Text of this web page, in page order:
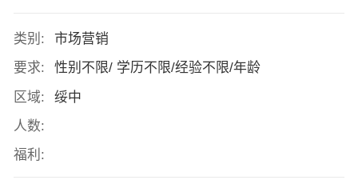
类别:
市场营销
要求:
性别不限/ 学历不限/经验不限/年龄
区域:
绥中
人数:
福利: